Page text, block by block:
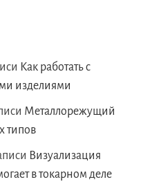
Как работать с
изделиями
Металлорежущий
типов
Визуализация
в токарном деле